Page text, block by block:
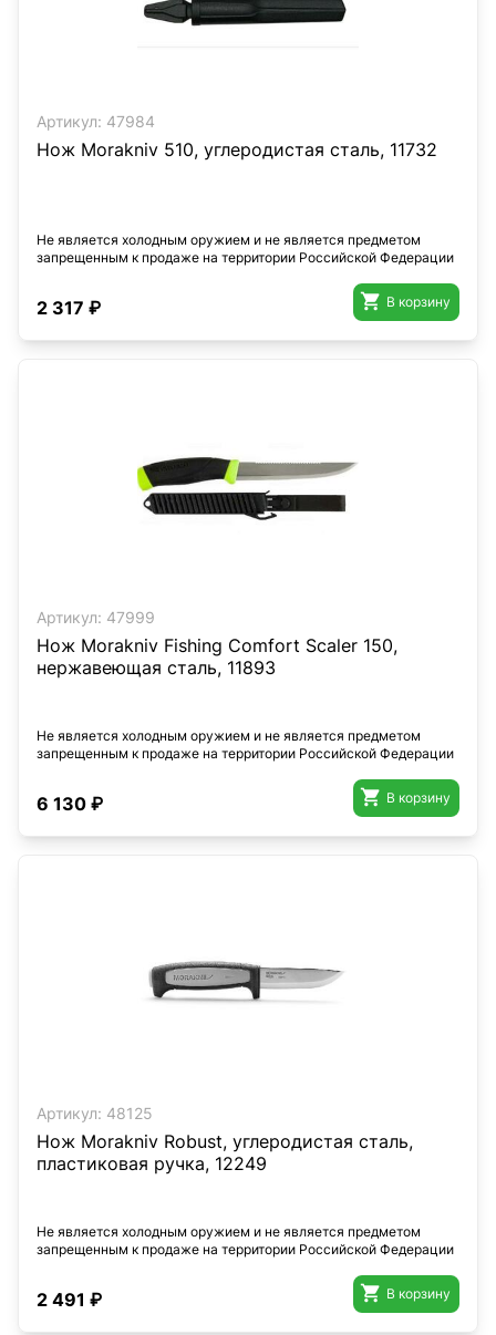
Артикул: 47984
Нож Morakniv 510, углеродистая сталь, 11732
Не является холодным оружием и не является предметом
запрещенным к продаже на территории Российской Федерации
2 317 ₽  В корзину
Артикул: 47999
Нож Morakniv Fishing Comfort Scaler 150,
нержавеющая сталь, 11893
Не является холодным оружием и не является предметом
запрещенным к продаже на территории Российской Федерации
6 130 ₽  В корзину
Артикул: 48125
Нож Morakniv Robust, углеродистая сталь,
пластиковая ручка, 12249
Не является холодным оружием и не является предметом
запрещенным к продаже на территории Российской Федерации
2 491 ₽  В корзину